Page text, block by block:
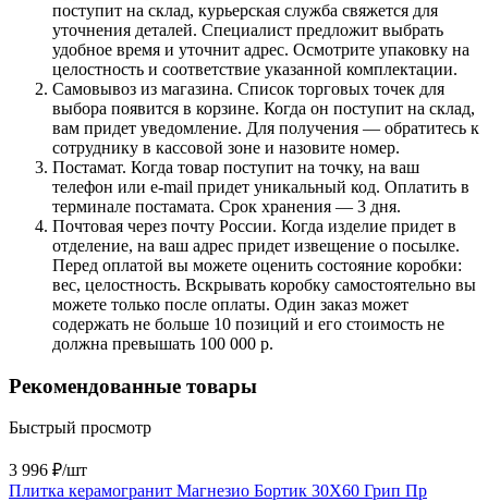
поступит на склад, курьерская служба свяжется для
уточнения деталей. Специалист предложит выбрать
удобное время и уточнит адрес. Осмотрите упаковку на
целостность и соответствие указанной комплектации.
Самовывоз из магазина. Список торговых точек для
выбора появится в корзине. Когда он поступит на склад,
вам придет уведомление. Для получения — обратитесь к
сотруднику в кассовой зоне и назовите номер.
Постамат. Когда товар поступит на точку, на ваш
телефон или e-mail придет уникальный код. Оплатить в
терминале постамата. Срок хранения — 3 дня.
Почтовая через почту России. Когда изделие придет в
отделение, на ваш адрес придет извещение о посылке.
Перед оплатой вы можете оценить состояние коробки:
вес, целостность. Вскрывать коробку самостоятельно вы
можете только после оплаты. Один заказ может
содержать не больше 10 позиций и его стоимость не
должна превышать 100 000 р.
Рекомендованные товары
Быстрый просмотр
3 996 ₽/шт
Плитка керамогранит Магнезио Бортик 30X60 Грип Пр